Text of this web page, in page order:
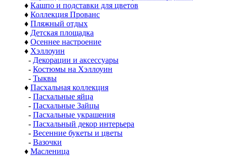
♦ Кашпо и подставки для цветов
♦ Коллекция Прованс
♦ Пляжный отдых
♦ Детская площадка
♦ Осеннее настроение
♦ Хэллоуин
- Декорации и аксессуары
- Костюмы на Хэллоуин
- Тыквы
♦ Пасхальная коллекция
- Пасхальные яйца
- Пасхальные Зайцы
- Пасхальные украшения
- Пасхальный декор интерьера
- Весенние букеты и цветы
- Вазочки
♦ Масленица